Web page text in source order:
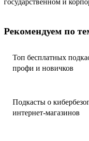
государственном и
Рекомендуем по
Топ бесплатных
профи и новичков
Подкасты о
интернет-магазинов